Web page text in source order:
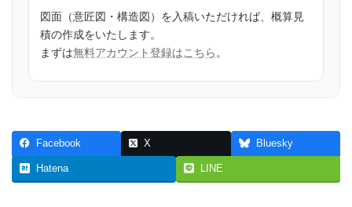
図面（意匠図・構造図）を入稿いただければ、概算見
積の作成をいたします。
まずは無料アカウント登録はこちら。
Facebook X Bluesky
Hatena LINE